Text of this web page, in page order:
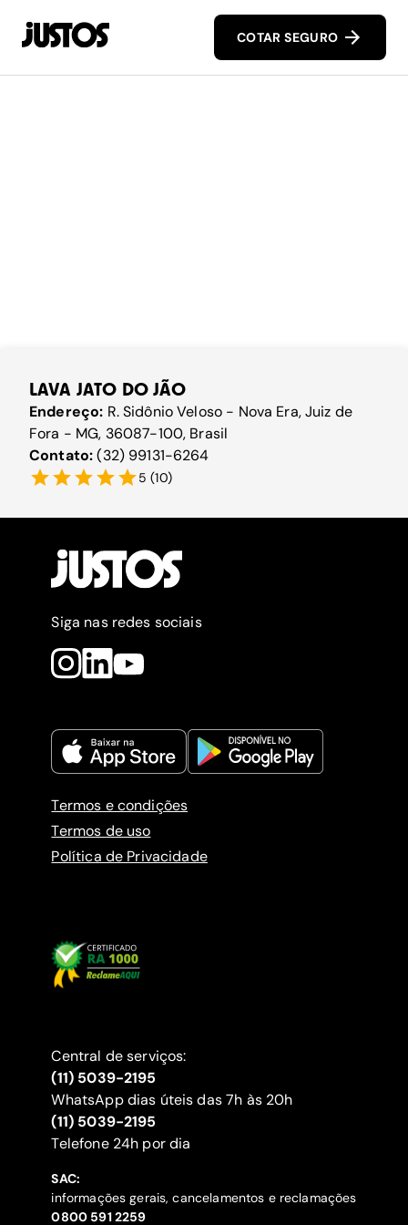
COTAR SEGURO
LAVA JATO DO JÃO
Endereço: R. Sidônio Veloso - Nova Era, Juiz de
Fora - MG, 36087-100, Brasil
Contato:(32) 99131-6264
5 (10)
Siga nas redes sociais
Termos e condições
Termos de uso
Política de Privacidade
Central de serviços:
(11) 5039-2195
WhatsApp dias úteis das 7h às 20h
(11) 5039-2195
‍Telefone 24h por dia
SAC:
informações gerais, cancelamentos e reclamações
‍0800 591 2259